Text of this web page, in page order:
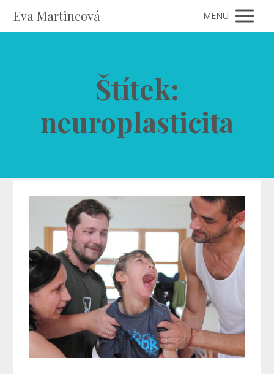
Eva Martincová MENU
Štítek:
neuroplasticita